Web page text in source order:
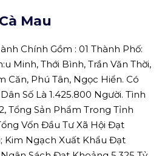
Mau
Chính Gồm : 01 Thành Phố:
Minh, Thới Bình, Trần Văn Thời,
Căn, Phú Tân, Ngọc Hiển. Có
Số Là 1.425.800 Người. Tình
Tổng Sản Phẩm Trong Tỉnh
Vốn Đầu Tư Xã Hội Đạt
Kim Ngạch Xuất Khẩu Đạt